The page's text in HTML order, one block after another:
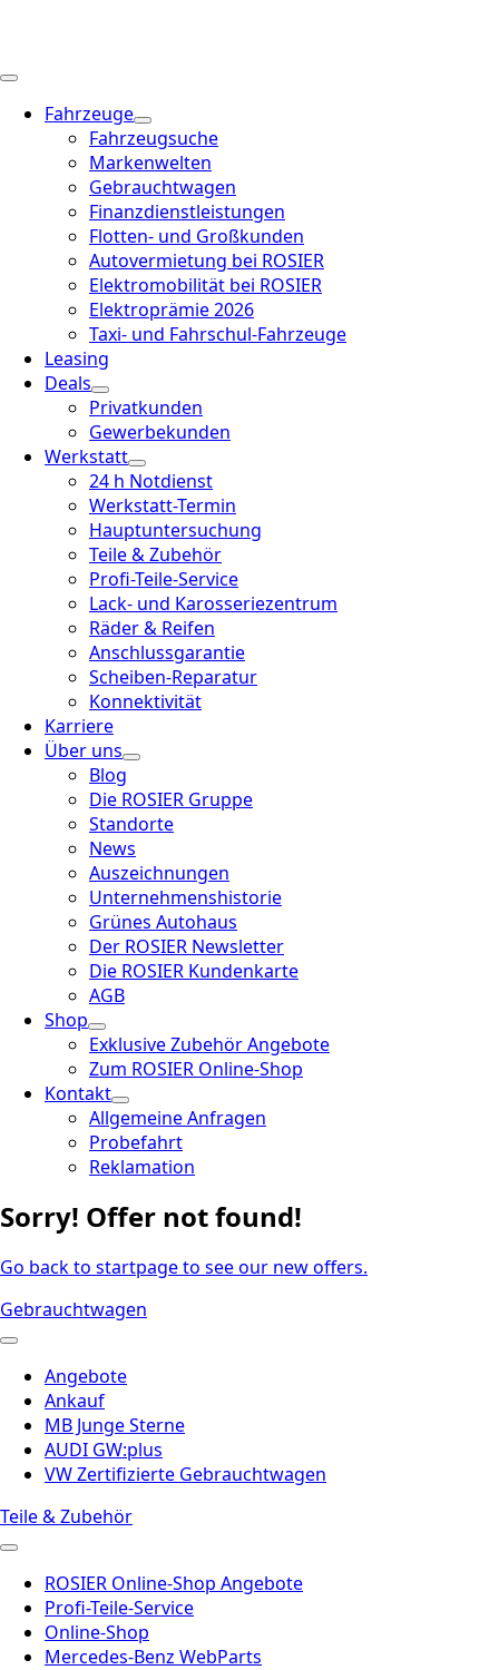
Fahrzeuge
Fahrzeugsuche
Markenwelten
Gebrauchtwagen
Finanzdienstleistungen
Flotten- und Großkunden
Autovermietung bei ROSIER
Elektromobilität bei ROSIER
Elektroprämie 2026
Taxi- und Fahrschul-Fahrzeuge
Leasing
Deals
Privatkunden
Gewerbekunden
Werkstatt
24 h Notdienst
Werkstatt-Termin
Hauptuntersuchung
Teile & Zubehör
Profi-Teile-Service
Lack- und Karosseriezentrum
Räder & Reifen
Anschlussgarantie
Scheiben-Reparatur
Konnektivität
Karriere
Über uns
Blog
Die ROSIER Gruppe
Standorte
News
Auszeichnungen
Unternehmenshistorie
Grünes Autohaus
Der ROSIER Newsletter
Die ROSIER Kundenkarte
AGB
Shop
Exklusive Zubehör Angebote
Zum ROSIER Online-Shop
Kontakt
Allgemeine Anfragen
Probefahrt
Reklamation
Sorry! Offer not found!
Go back to startpage to see our new offers.
Gebrauchtwagen
Angebote
Ankauf
MB Junge Sterne
AUDI GW:plus
VW Zertifizierte Gebrauchtwagen
Teile & Zubehör
ROSIER Online-Shop Angebote
Profi-Teile-Service
Online-Shop
Mercedes-Benz WebParts